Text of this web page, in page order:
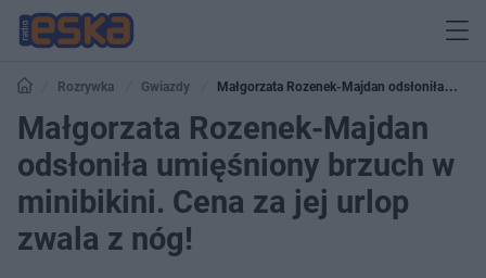
Rozrywka Gwiazdy
Małgorzata Rozenek-Majdan odsłoniła
umięśniony brzuch w minibikini. Cena za jej urlop zwala z nóg!
Małgorzata Rozenek-Majdan
odsłoniła umięśniony brzuch w
minibikini. Cena za jej urlop
zwala z nóg!